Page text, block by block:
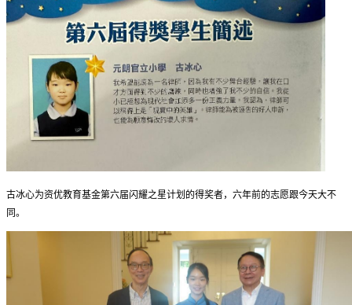
古冰心为资优教育基金第六届闪耀之星计划的得奖者，六年前的志愿跟今天大不
同。